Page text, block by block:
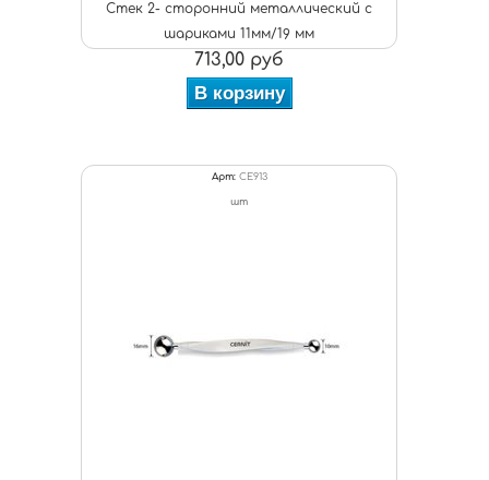
Стек 2- сторонний металлический с
шариками 11мм/19 мм
713,00 руб
В корзину
Арт: CE913
шт